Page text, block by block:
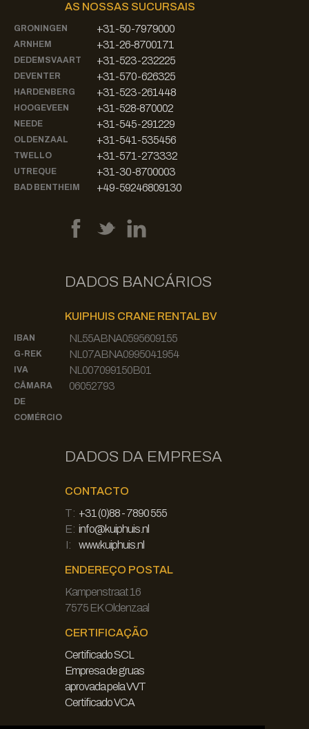
AS NOSSAS SUCURSAIS
GRONINGEN +31-50-7979000
ARNHEM +31-26-8700171
DEDEMSVAART +31-523-232225
DEVENTER +31-570-626325
HARDENBERG +31-523-261448
HOOGEVEEN +31-528-870002
NEEDE +31-545-291229
OLDENZAAL +31-541-535456
TWELLO +31-571-273332
UTREQUE +31-30-8700003
BAD BENTHEIM +49-59246809130
DADOS BANCÁRIOS
KUIPHUIS CRANE RENTAL BV
IBAN NL55ABNA0595609155
G-REK NL07ABNA0995041954
IVA NL007099150B01
CÂMARA
DE
COMÉRCIO
06052793
DADOS DA EMPRESA
CONTACTO
T: +31 (0)88 - 7890 555
E: info@kuiphuis.nl
I:
www.kuiphuis.nl
ENDEREÇO POSTAL
Kampenstraat 16
7575 EK Oldenzaal
CERTIFICAÇÃO
Certificado SCL
Empresa de gruas
aprovada pela VVT
Certificado VCA